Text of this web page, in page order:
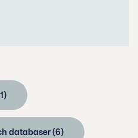
databaser (6)